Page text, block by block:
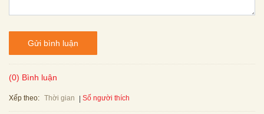
Gửi bình luận
(0) Bình luận
Xếp theo: Thời gian Số người thích